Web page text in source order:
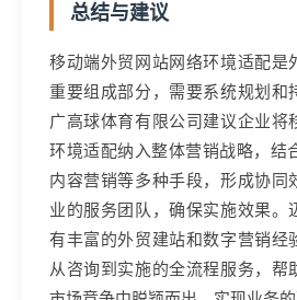
总结与建议
移动端外贸网站网络环境适配是
重要组成部分，需要系统规划和
广高球体育有限公司建议企业将
环境适配纳入整体营销战略，结
内容营销等多种手段，形成协同
业的服务团队，确保实施效果。
有丰富的外贸建站和数字营销经
从咨询到实施的全流程服务，帮